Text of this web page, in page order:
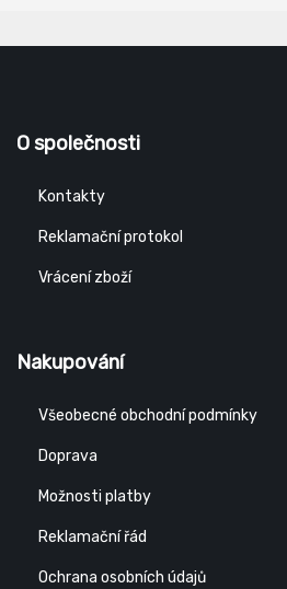
O společnosti
Kontakty
Reklamační protokol
Vrácení zboží
Nakupování
Všeobecné obchodní podmínky
Doprava
Možnosti platby
Reklamační řád
Ochrana osobních údajů